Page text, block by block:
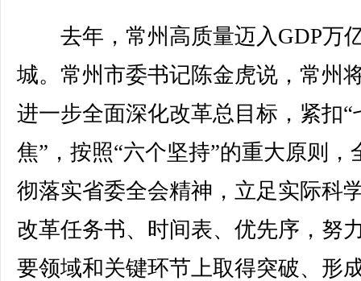
去年，常州高质量迈入GDP万
城。常州市委书记陈金虎说，常州
进一步全面深化改革总目标，紧扣“
焦”，按照“六个坚持”的重大原则，
彻落实省委全会精神，立足实际科
改革任务书、时间表、优先序，努
要领域和关键环节上取得突破、形